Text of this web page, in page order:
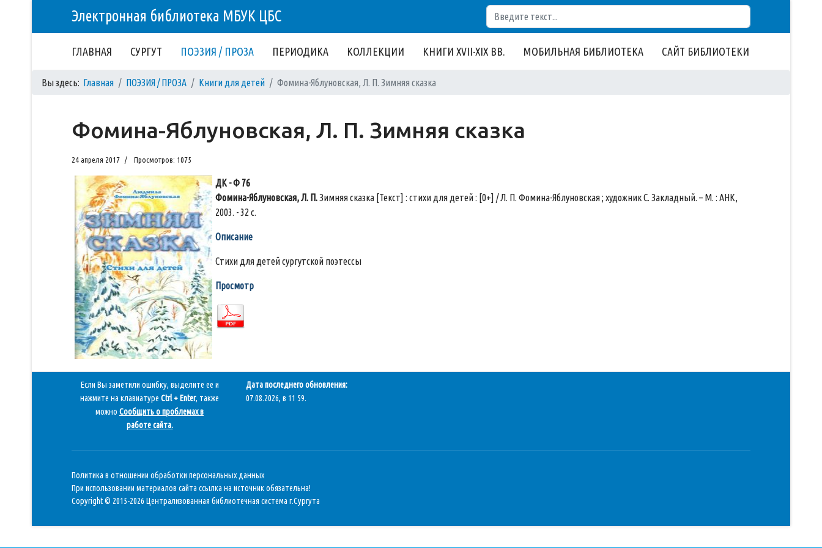
Электронная библиотека МБУК ЦБС
ГЛАВНАЯ СУРГУТ ПОЭЗИЯ / ПРОЗА ПЕРИОДИКА КОЛЛЕКЦИИ КНИГИ XVII-XIX ВВ. МОБИЛЬНАЯ БИБЛИОТЕКА САЙТ БИБЛИОТЕКИ
Вы здесь: Главная ПОЭЗИЯ / ПРОЗА Книги для детей Фомина-Яблуновская, Л. П. Зимняя сказка
Фомина-Яблуновская, Л. П. Зимняя сказка
24 апреля 2017 Просмотров: 1075
ДК - Ф 76
Фомина-Яблуновская, Л. П.Зимняя сказка [Текст] : стихи для детей : [0+] / Л. П. Фомина-Яблуновская ; художник С. Закладный. – М. : АНК,
2003. - 32 с.
Описание
Стихи для детей сургутской поэтессы
Просмотр
Если Вы заметили ошибку, выделите ее и
нажмите на клавиатуре Ctrl + Enter, также
можно Сообщить о проблемах в
работе сайта.
Дата последнего обновления:
07.08.2026, в 11 59.
Политика в отношении обработки персональных данных
При использовании материалов сайта ссылка на источник обязательна!
Copyright © 2015-2026 Централизованная библиотечная система г.Сургута